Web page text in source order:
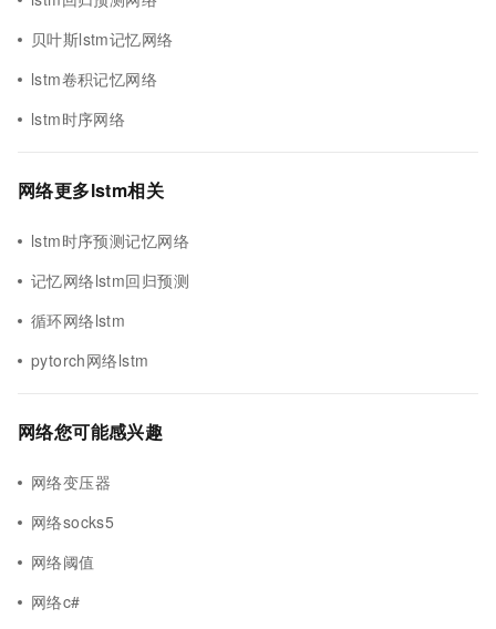
贝叶斯lstm记忆网络
lstm卷积记忆网络
lstm时序网络
网络更多lstm相关
lstm时序预测记忆网络
记忆网络lstm回归预测
循环网络lstm
pytorch网络lstm
网络您可能感兴趣
网络变压器
网络socks5
网络阈值
网络c#